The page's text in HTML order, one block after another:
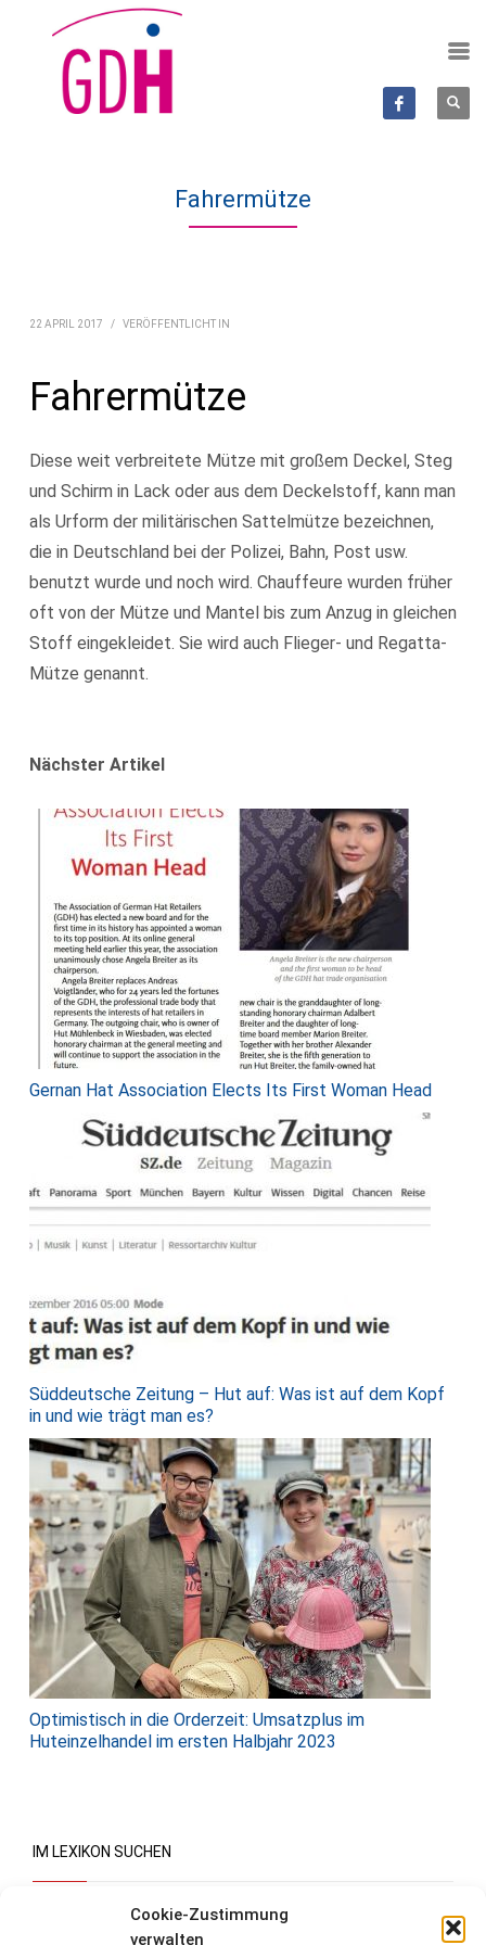
Cookie-Zustimmung
verwalten
Fahrermütze
22 APRIL 2017 / VERÖFFENTLICHT IN
Fahrermütze
Diese weit verbreitete Mütze mit großem Deckel, Steg
und Schirm in Lack oder aus dem Deckelstoff, kann man
als Urform der militärischen Sattelmütze bezeichnen,
die in Deutschland bei der Polizei, Bahn, Post usw.
benutzt wurde und noch wird. Chauffeure wurden früher
oft von der Mütze und Mantel bis zum Anzug in gleichen
Stoff eingekleidet. Sie wird auch Flieger- und Regatta-
Mütze genannt.
Nächster Artikel
Gernan Hat Association Elects Its First Woman Head
Süddeutsche Zeitung – Hut auf: Was ist auf dem Kopf
in und wie trägt man es?
Optimistisch in die Orderzeit: Umsatzplus im
Huteinzelhandel im ersten Halbjahr 2023
IM LEXIKON SUCHEN